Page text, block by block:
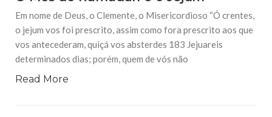
Em nome de Deus, o Clemente, o Misericordioso “Ó crentes,
o jejum vos foi prescrito, assim como fora prescrito aos que
vos antecederam, quiçá vos absterdes 183 Jejuareis
determinados dias; porém, quem de vós não
Read More